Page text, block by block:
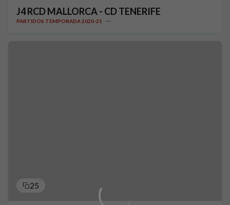
J4 RCD MALLORCA - CD TENERIFE
PARTIDOS TEMPORADA 2020-21
25